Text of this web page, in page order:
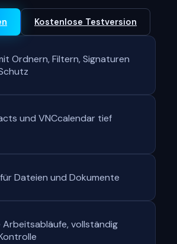
Kostenlose Testversion
Ordnern, Filtern, Signaturen
und VNCcalendar tief
Dateien und Dokumente
vollständig